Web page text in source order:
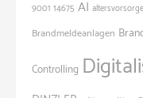
9001 14675 AI altersvorsorge
Brandmeldeanlagen
Controlling